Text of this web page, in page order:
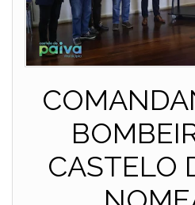
CASTELO